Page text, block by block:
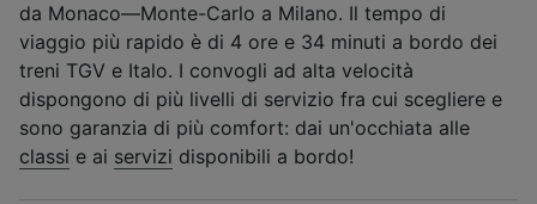
da Monaco—Monte-Carlo a Milano. Il tempo di
viaggio più rapido è di 4 ore e 34 minuti a bordo dei
treni TGV e Italo. I convogli ad alta velocità
dispongono di più livelli di servizio fra cui scegliere e
sono garanzia di più comfort: dai un'occhiata alle
classi e ai servizi disponibili a bordo!